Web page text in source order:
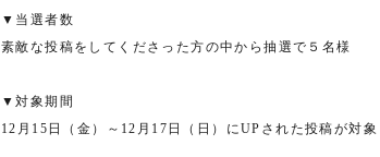
▼当選者数
素敵な投稿をしてくださった方の中から抽選で５名様
▼対象期間
12月15日（金）～12月17日（日）にUPされた投稿が対象